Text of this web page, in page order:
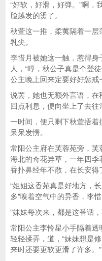
“好软，好滑，好弹。”啊，
脸越发的烫了。
秋萱这一推，柔荑隔着一
乳尖。
李惜月被她这一触，惹得
人，“哼，秋公子真是个登
公主晚上回来定要好好惩戒
说罢，她也无额外言语，
回点利息，便向坐上了去往
一时间，便只剩下秋萱捂
呆呆发愣。
常阳公主府在芙蓉苑旁，
海北的奇花异草，一年四
香扑鼻经年不散，在长安得
“姐姐这香苑真是好地方，
多”嗅着空气中的异香，李惜
“妹妹每次来，都是这番话
常阳公主李怜星小手隔着透
轻轻揉弄，道，“妹妹想是
来时还要更软更滑了许多。”